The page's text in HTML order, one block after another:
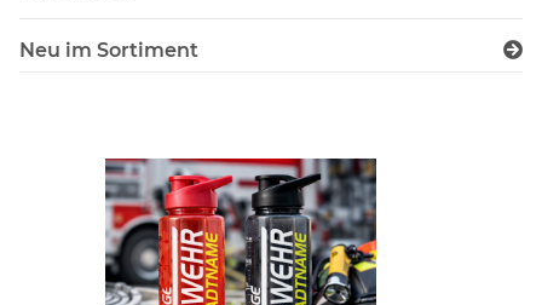
Neu im Sortiment